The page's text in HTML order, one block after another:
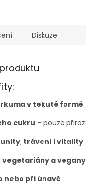
Diskuze
v tekuté formě
cukru – pouze
trávení i vitality
vegetariány a vegany
nebo při únavě